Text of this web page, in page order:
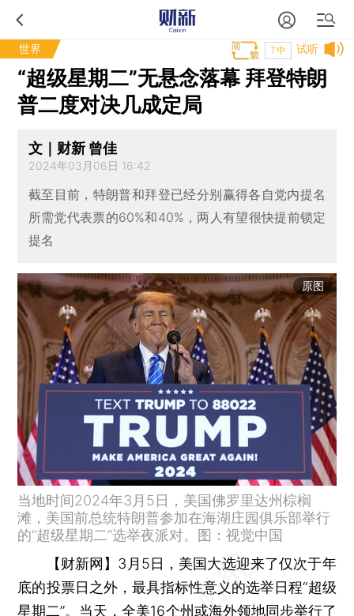
世界 试听
T中
“超级星期二”无悬念落幕 拜登特朗
普二度对决几成定局
文｜财新 曾佳
2024年03月06日 16:42
截至目前，特朗普和拜登已经分别赢得各自党内提名
所需党代表票的60%和40%，两人有望很快提前锁定
提名
原图
当地时间2024年3月5日，美国佛罗里达州棕榈
滩，美国前总统特朗普参加在海湖庄园俱乐部举行
的“超级星期二”选举夜派对。图：视觉中国
【财新网】 3月5日，美国大选迎来了仅次于年
底的投票日之外，最具指标性意义的选举日程“超级
星期二”。当天，全美16个州或海外领地同步举行了